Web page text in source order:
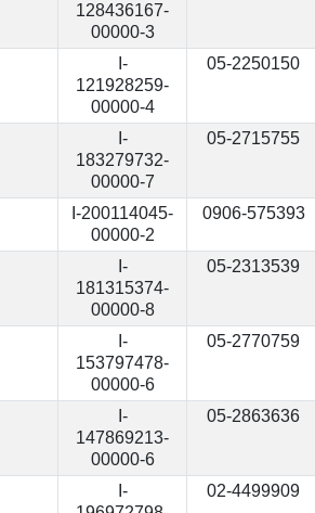
128436167-
00000-3
I-
121928259-
00000-4
05-2250150
I-
183279732-
00000-7
05-2715755
I-200114045-
00000-2
0906-575393
I-
181315374-
00000-8
05-2313539
I-
153797478-
00000-6
05-2770759
I-
147869213-
00000-6
05-2863636
I-
02-4499909